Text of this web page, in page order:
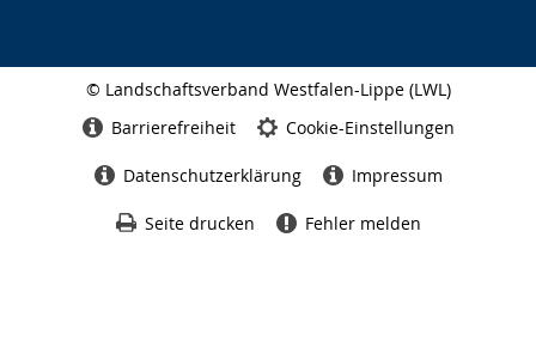
© Landschaftsverband Westfalen-Lippe (LWL)
Barrierefreiheit Cookie-Einstellungen
Datenschutzerklärung Impressum
Seite drucken Fehler melden